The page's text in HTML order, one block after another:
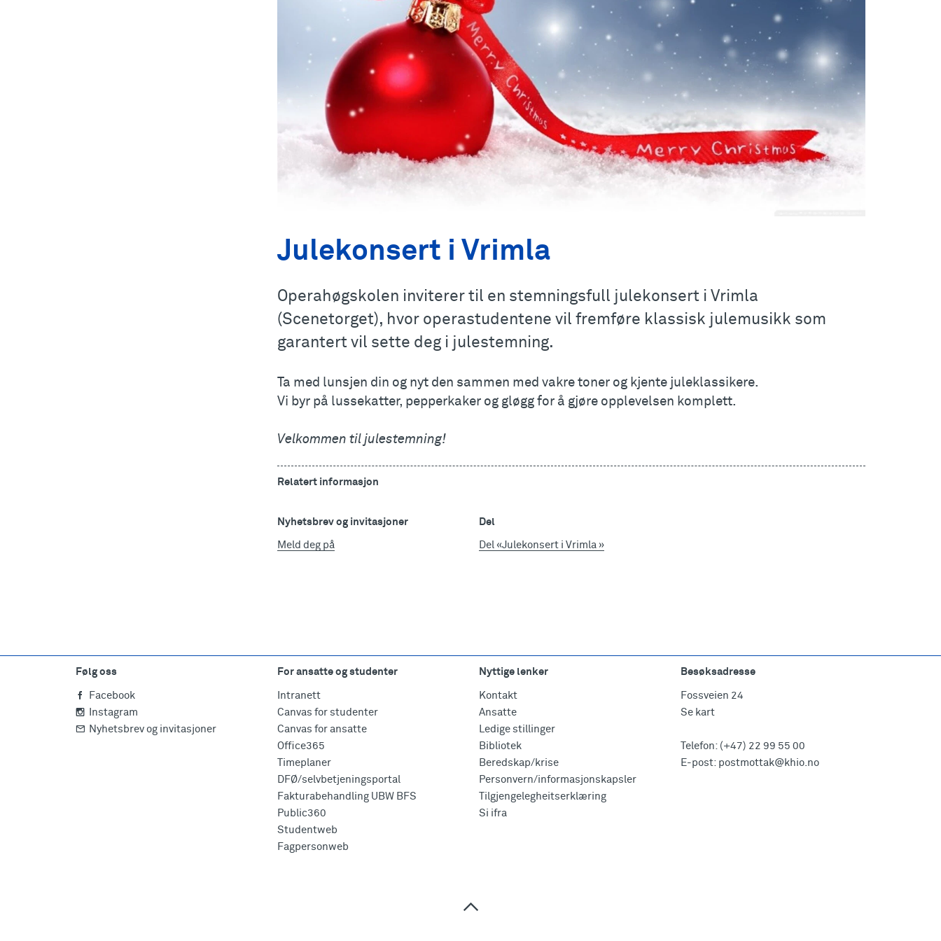
Julekonsert i Vrimla
Operahøgskolen inviterer til en stemningsfull julekonsert i Vrimla
(Scenetorget), hvor operastudentene vil fremføre klassisk julemusikk som
garantert vil sette deg i julestemning.
Ta med lunsjen din og nyt den sammen med vakre toner og kjente juleklassikere.
Vi byr på lussekatter, pepperkaker og gløgg for å gjøre opplevelsen komplett.
Velkommen til julestemning!
Relatert informasjon
Nyhetsbrev og invitasjoner
Meld deg på
Del
Del «Julekonsert i Vrimla »
Følg oss
Facebook
Instagram
Nyhetsbrev og invitasjoner
For ansatte og studenter
Intranett
Canvas for studenter
Canvas for ansatte
Office365
Timeplaner
DFØ/selvbetjeningsportal
Fakturabehandling UBW BFS
Public360
Studentweb
Fagpersonweb
Nyttige lenker
Kontakt
Ansatte
Ledige stillinger
Bibliotek
Beredskap/krise
Personvern/informasjonskapsler
Tilgjengelegheitserklæring
Si ifra
Besøksadresse
Fossveien 24
Se kart
Telefon: (+47) 22 99 55 00
E-post: postmottak@khio.no